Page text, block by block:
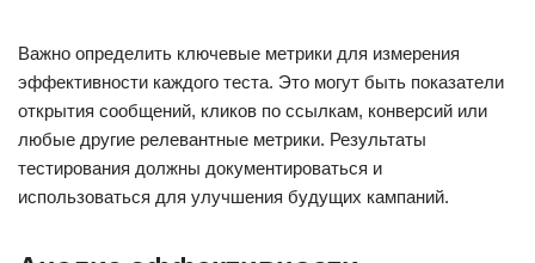
Важно определить ключевые метрики для измерения
эффективности каждого теста. Это могут быть показатели
открытия сообщений, кликов по ссылкам, конверсий или
любые другие релевантные метрики. Результаты
тестирования должны документироваться и
использоваться для улучшения будущих кампаний.